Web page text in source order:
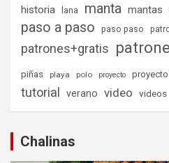
historia lana manta mantas
paso a paso paso paso
patrones+gratis
piñas playa polo proyecto proyecto
tutorial verano video videos
Chalinas